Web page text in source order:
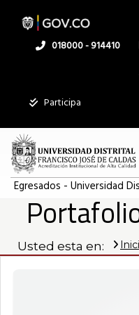
contenido
Linea
018000 - 914410
Participa
Egresados - Universidad
Usted esta en:
registros
Buscar:
Servicios
Ningún dato
disponible en
esta tabla
Mostrando